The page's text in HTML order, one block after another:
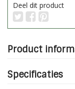
Deel dit product
Product
Specificaties